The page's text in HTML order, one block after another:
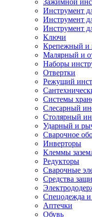
Инструмент
Инструмент
Инструмент
Ключи
Крепежный и
Малярный и
Наборы
Отвертки
Режущий
Системы
Слесарный
Столярный
Ударный и
Сварочное
Инверторы
Клеммы
Редукторы
Сварочные
Средства
Спецодежда и
Аптечки
Обувь